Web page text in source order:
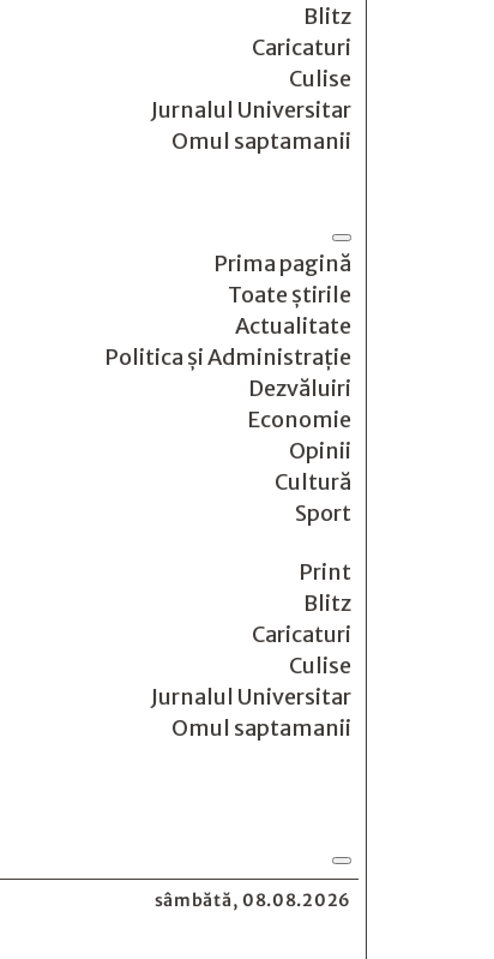
Blitz
Caricaturi
Culise
Jurnalul Universitar
Omul saptamanii
Prima pagină
Toate știrile
Actualitate
Politica și Administrație
Dezvăluiri
Economie
Opinii
Cultură
Sport
Print
Blitz
Caricaturi
Culise
Jurnalul Universitar
Omul saptamanii
sâmbătă, 08.08.2026